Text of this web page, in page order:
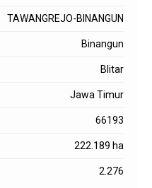
TAWANGREJO-BINANGUN
Binangun
Blitar
Jawa Timur
66193
222.189 ha
2.276